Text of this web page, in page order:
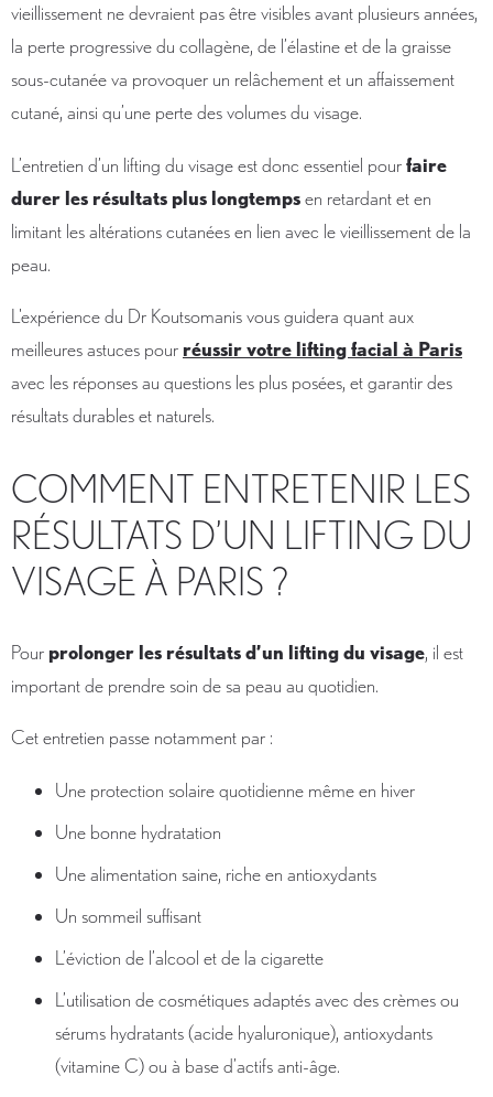
vieillissement ne devraient pas être visibles avant plusieurs années,
la perte progressive du collagène, de l’élastine et de la graisse
sous-cutanée va provoquer un relâchement et un affaissement
cutané, ainsi qu’une perte des volumes du visage.
L’entretien d’un lifting du visage est donc essentiel pourfaire
durer les résultats plus longtempsen retardant et en
limitant les altérations cutanées en lien avec le vieillissement de la
peau.
L'expérience du Dr Koutsomanis vous guidera quant aux
meilleures astuces pourréussir votre lifting facial à Paris
avec les réponses au questions les plus posées, et garantir des
résultats durables et naturels.
COMMENT ENTRETENIR LES
RÉSULTATS D’UN LIFTING DU
VISAGE À PARIS ?
Pourprolonger les résultats d’un lifting du visage, il est
important de prendre soin de sa peau au quotidien.
Cet entretien passe notamment par :
Une protection solaire quotidienne même en hiver
Une bonne hydratation
Une alimentation saine, riche en antioxydants
Un sommeil suffisant
L’éviction de l’alcool et de la cigarette
L’utilisation de cosmétiques adaptés avec des crèmes ou
sérums hydratants (acide hyaluronique), antioxydants
(vitamine C) ou à base d’actifs anti-âge.